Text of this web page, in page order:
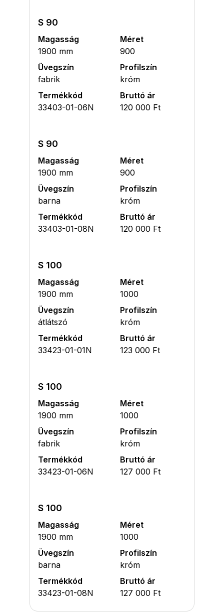
S 90
Magasság
1900 mm
Méret
900
Üvegszín
fabrik
Profilszín
króm
Termékkód
33403-01-06N
Bruttó ár
120 000 Ft
S 90
Magasság
1900 mm
Méret
900
Üvegszín
barna
Profilszín
króm
Termékkód
33403-01-08N
Bruttó ár
120 000 Ft
S 100
Magasság
1900 mm
Méret
1000
Üvegszín
átlátszó
Profilszín
króm
Termékkód
33423-01-01N
Bruttó ár
123 000 Ft
S 100
Magasság
1900 mm
Méret
1000
Üvegszín
fabrik
Profilszín
króm
Termékkód
33423-01-06N
Bruttó ár
127 000 Ft
S 100
Magasság
1900 mm
Méret
1000
Üvegszín
barna
Profilszín
króm
Termékkód
33423-01-08N
Bruttó ár
127 000 Ft